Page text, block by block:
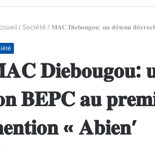
/ Société / 𝐌𝐀𝐂 𝐃𝐢𝐞𝐛𝐨𝐮𝐠𝐨𝐮: 𝐮𝐧 𝐝é𝐭𝐞𝐧𝐮
𝐃𝐢𝐞𝐛𝐨𝐮𝐠𝐨𝐮:
𝐁𝐄𝐏𝐂 𝐚𝐮
« 𝐀𝐛𝐢𝐞𝐧’